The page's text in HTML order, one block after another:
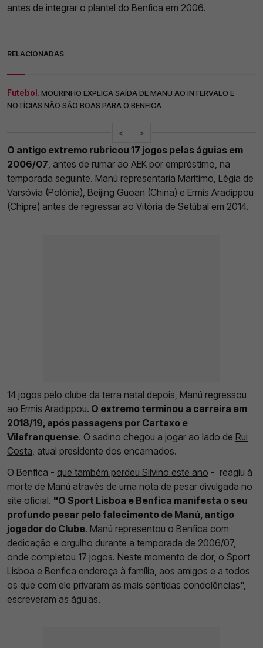
antes de integrar o plantel do Benfica em 2006.
RELACIONADAS
Futebol. MOURINHO EXPLICA SAÍDA DE MANU AO INTERVALO E
NOTÍCIAS NÃO SÃO BOAS PARA O BENFICA
< >
O antigo extremo rubricou 17 jogos pelas águias em
2006/07 , antes de rumar ao AEK por empréstimo, na
temporada seguinte. Manú representaria Marítimo, Légia de
Varsóvia (Polónia), Beijing Guoan (China) e Ermis Aradippou
(Chipre) antes de regressar ao Vitória de Setúbal em 2014.
14 jogos pelo clube da terra natal depois, Manú regressou
ao Ermis Aradippou. O extremo terminou a carreira em
2018/19, após passagens por Cartaxo e
Vilafranquense. O sadino chegou a jogar ao lado de Rui
Costa , atual presidente dos encarnados.
O Benfica - que também perdeu Silvino este ano - reagiu à
morte de Manú através de uma nota de pesar divulgada no
site oficial. "O Sport Lisboa e Benfica manifesta o seu
profundo pesar pelo falecimento de Manú, antigo
jogador do Clube. Manú representou o Benfica com
dedicação e orgulho durante a temporada de 2006/07,
onde completou 17 jogos. Neste momento de dor, o Sport
Lisboa e Benfica endereça à família, aos amigos e a todos
os que com ele privaram as mais sentidas condolências",
escreveram as águias.